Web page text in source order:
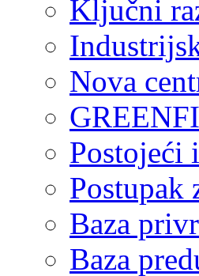
Ključni
Nova
Postojeći
Postupak
Baza
Baza